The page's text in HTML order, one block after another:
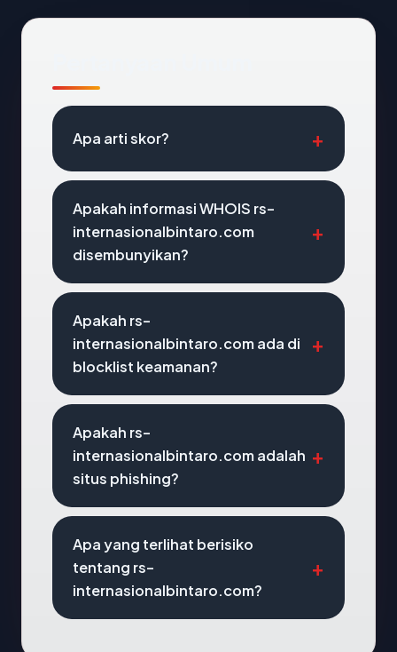
Apa arti skor?
Apakah informasi WHOIS rs-
internasionalbintaro.com
disembunyikan?
Apakah rs-
internasionalbintaro.com ada di
blocklist keamanan?
Apakah rs-
internasionalbintaro.com adalah
situs phishing?
Apa yang terlihat berisiko
tentang rs-
internasionalbintaro.com?